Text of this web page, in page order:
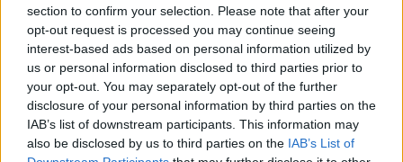
section to confirm your selection. Please note that after your
opt-out request is processed you may continue seeing
interest-based ads based on personal information utilized by
us or personal information disclosed to third parties prior to
your opt-out. You may separately opt-out of the further
disclosure of your personal information by third parties on the
IAB’s list of downstream participants. This information may
also be disclosed by us to third parties on the IAB’s List of
majeurs. Cependant, les changements de mode de vie évoqués
par la cardiologue peuvent, sous contrôle médical, permettre
d’alléger la dose de médicaments après quelques mois et un
nouveau bilan sanguin. Toute modification importante du traitement
ou du mode de vie doit être discutée avec un professionnel de